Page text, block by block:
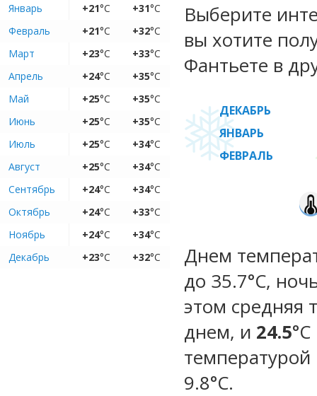
Январь
+21°C +31°C
Февраль
+21°C +32°C
Март
+23°C +33°C
Апрель
+24°C +35°C
Май
+25°C +35°C
Июнь
+25°C +35°C
Июль
+25°C +34°C
Август
+25°C +34°C
Сентябрь
+24°C +34°C
Октябрь
+24°C +33°C
Ноябрь
+24°C +34°C
Декабрь
+23°C +32°C
Выберите
вы хотите
Фантьете в
ДЕКАБРЬ
ЯНВАРЬ
ФЕВРАЛЬ
Днем
до 35.7°C,
этом средняя
днем, и 24.5
температурой
9.8°С.